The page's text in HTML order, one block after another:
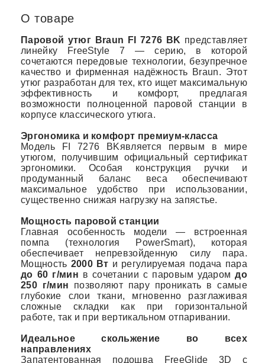
О товаре
Паровой утюг Braun FI 7276 BK представляет
линейку FreeStyle 7 — серию, в которой
сочетаются передовые технологии, безупречное
качество и фирменная надёжность Braun. Этот
утюг разработан для тех, кто ищет максимальную
эффективность и комфорт, предлагая
возможности полноценной паровой станции в
корпусе классического утюга.
Эргономика и комфорт премиум-класса
Модель FI 7276 BKявляется первым в мире
утюгом, получившим официальный сертификат
эргономики. Особая конструкция ручки и
продуманный баланс веса обеспечивают
максимальное удобство при использовании,
существенно снижая нагрузку на запястье.
Мощность паровой станции
Главная особенность модели — встроенная
помпа (технология PowerSmart), которая
обеспечивает непревзойденную силу пара.
Мощность 2000 Вт и регулируемая подача пара
до 60 г/мин в сочетании с паровым ударомдо
250 г/мин позволяют пару проникать в самые
глубокие слои ткани, мгновенно разглаживая
сложные складки как при горизонтальной
работе, так и при вертикальном отпаривании.
Идеальное скольжение во всех
направлениях
Запатентованная подошва FreeGlide 3D с